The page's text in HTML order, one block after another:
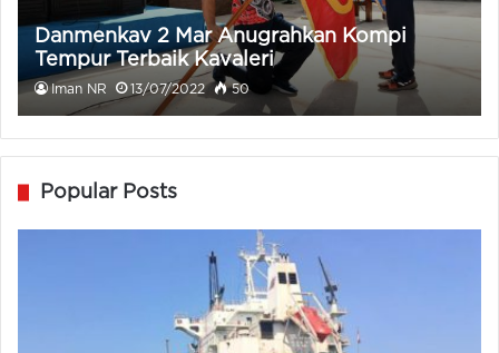
Danmenkav 2 Mar Anugrahkan Kompi
Tempur Terbaik Kavaleri
Iman NR 13/07/2022 50
Popular Posts